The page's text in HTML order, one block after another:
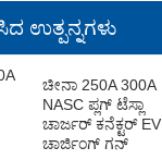
ಉತ್ಪನ್ನಗಳು
ಚೀನಾ 250A 300A
NASC ಪ್ಲಗ್ ಟೆಸ್ಲಾ
ಚಾರ್ಜರ್ ಕನೆಕ್ಟರ್ EV
ಚಾರ್ಜಿಂಗ್ ಗನ್